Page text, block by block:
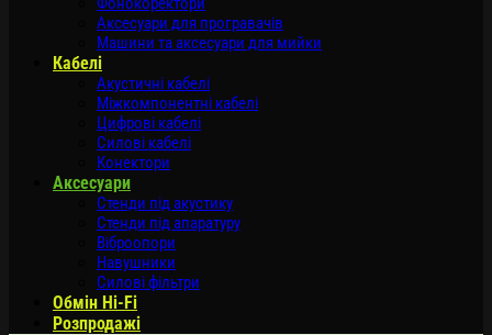
Аксесуари для програвачів
Машини та аксесуари для мийки
Кабелі
Акустичні кабелі
Міжкомпонентні кабелі
Цифрові кабелі
Силові кабелі
Конектори
Аксесуари
Стенди під акустику
Стенди під апаратуру
Віброопори
Навушники
Силові фільтри
Обмін Hi-Fi
Розпродажі